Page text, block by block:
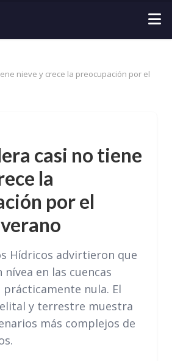
nieve y crece la preocupación por el
casi no tiene
la
por el
Hídricos advirtieron que
nívea en las cuencas
prácticamente nula. El
y terrestre muestra
más complejos de